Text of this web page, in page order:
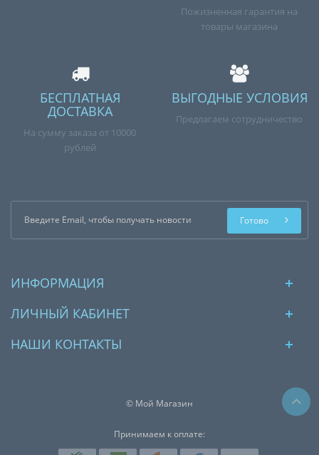
Пожизненная гарантия на
товары магазина
БЕСПЛАТНАЯ
ДОСТАВКА
На сумму заказа от 10000
рублей
ВЫГОДНЫЕ УСЛОВИЯ
Предлагаем сотрудничество
Готово
ИНФОРМАЦИЯ
ЛИЧНЫЙ КАБИНЕТ
НАШИ КОНТАКТЫ
© Мой Магазин
Принимаем к оплате: